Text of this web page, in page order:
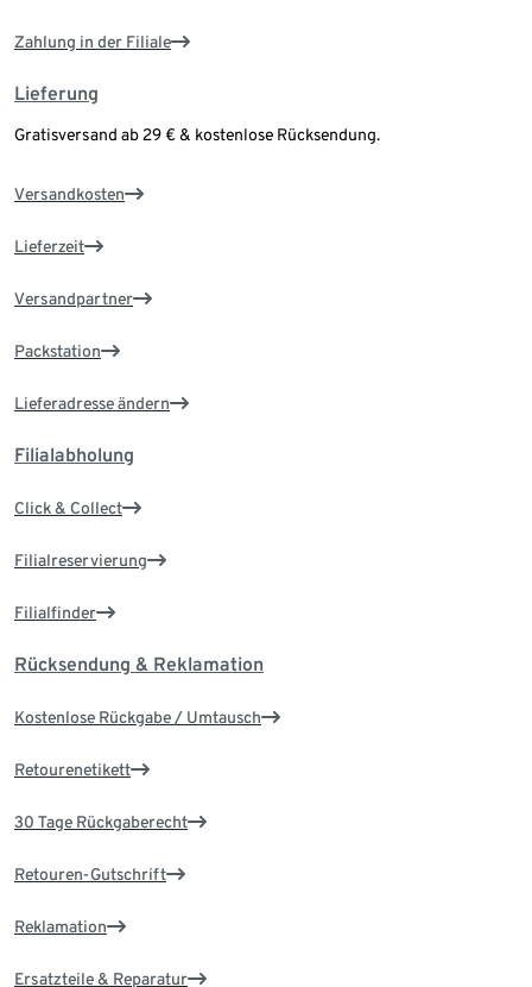
Zahlung in der Filiale
Lieferung
Gratisversand ab 29 € & kostenlose Rücksendung.
Versandkosten
Lieferzeit
Versandpartner
Packstation
Lieferadresse ändern
Filialabholung
Click & Collect
Filialreservierung
Filialfinder
Rücksendung & Reklamation
Kostenlose Rückgabe / Umtausch
Retourenetikett
30 Tage Rückgaberecht
Retouren-Gutschrift
Reklamation
Ersatzteile & Reparatur